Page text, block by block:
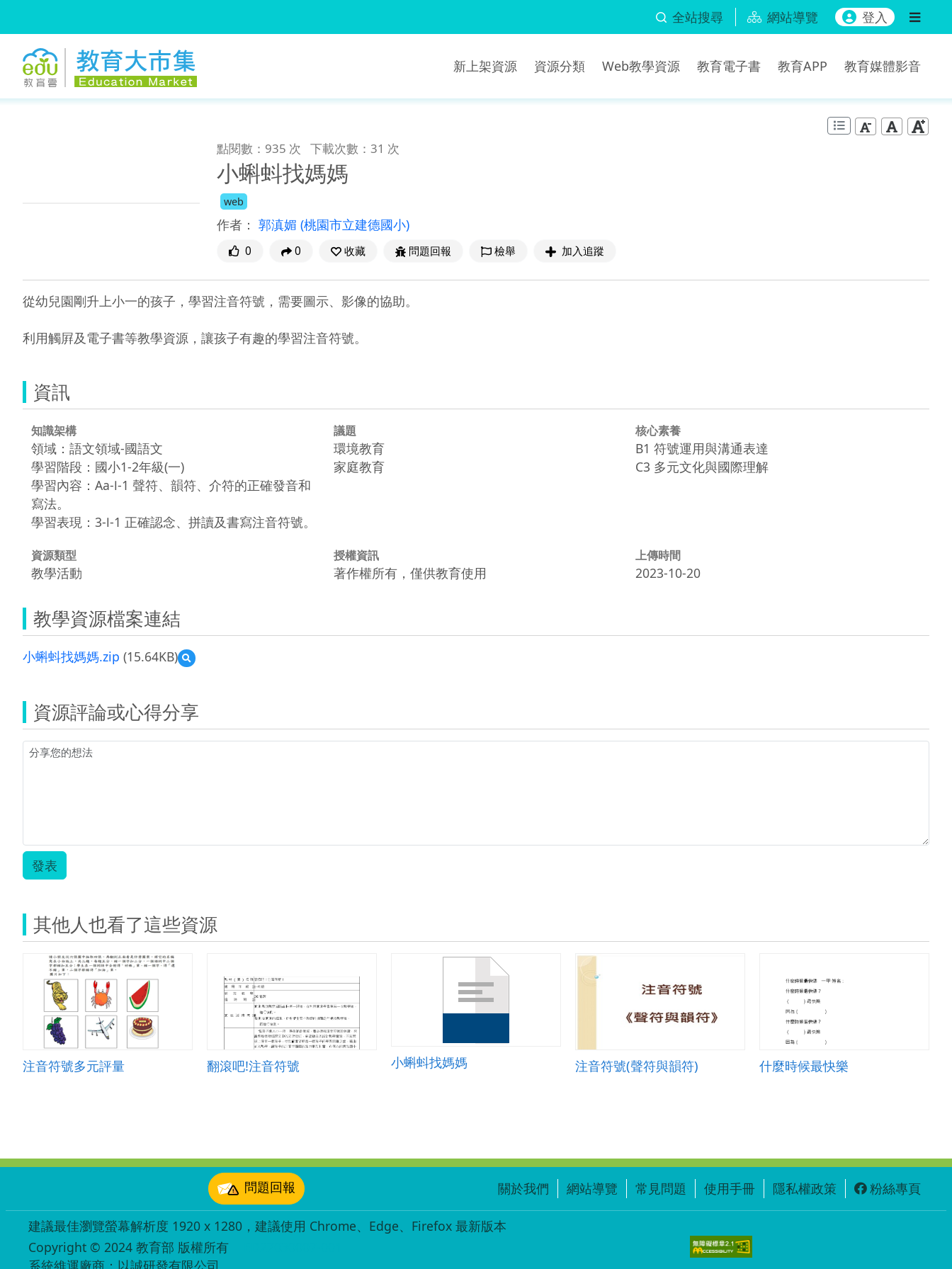
全站搜尋 網站導覽 登入
新上架資源 資源分類 Web教學資源 教育電子書 教育APP 教育媒體影音
點閱數：935 次 下載次數：31 次
小蝌蚪找媽媽
web
作者： 郭滇媚 (桃園市立建德國小)
0 0 收藏 問題回報 檢舉 加入追蹤
從幼兒園剛升上小一的孩子，學習注音符號，需要圖示、影像的協助。
利用觸屛及電子書等教學資源，讓孩子有趣的學習注音符號。
資訊
知識架構
領域：語文領域-國語文
學習階段：國小1-2年級(一)
學習內容：Aa-Ⅰ-1 聲符、韻符、介符的正確發音和
寫法。
學習表現：3-Ⅰ-1 正確認念、拼讀及書寫注音符號。
議題
環境教育
家庭教育
核心素養
B1 符號運用與溝通表達
C3 多元文化與國際理解
資源類型
教學活動
授權資訊
著作權所有，僅供教育使用
上傳時間
2023-10-20
教學資源檔案連結
小蝌蚪找媽媽.zip (15.64KB)
預
覽
蚪
媽
資源評論或心得分享
發表
其他人也看了這些資源
注音符號多元評量 翻滾吧!注音符號 小蝌蚪找媽媽 注音符號(聲符與韻符) 什麼時候最快樂
問題回報 關於我們 網站導覽 常見問題 使用手冊 隱私權政策 粉絲專頁
建議最佳瀏覽螢幕解析度 1920 x 1280，建議使用 Chrome、Edge、Firefox 最新版本
Copyright © 2024 教育部 版權所有
系統維運廠商：以誠研發有限公司